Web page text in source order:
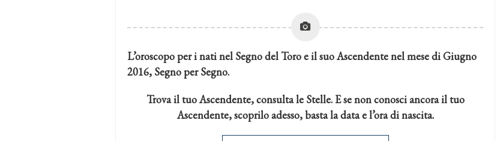
L’oroscopo per i nati nel Segno del Toro e il suo Ascendente nel mese di Giugno
2016, Segno per Segno.
Trova il tuo Ascendente, consulta le Stelle. E se non conosci ancora il tuo
Ascendente, scoprilo adesso, basta la data e l’ora di nascita.